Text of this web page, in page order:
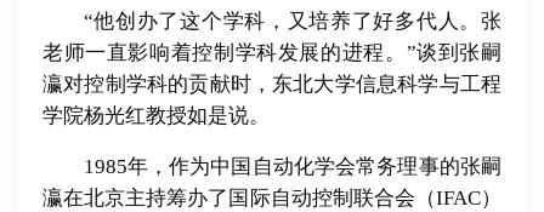
“他创办了这个学科，又培养了好多代人。张
老师一直影响着控制学科发展的进程。”谈到张嗣
瀛对控制学科的贡献时，东北大学信息科学与工程
学院杨光红教授如是说。
1985年，作为中国自动化学会常务理事的张嗣
瀛在北京主持筹办了国际自动控制联合会（IFAC）